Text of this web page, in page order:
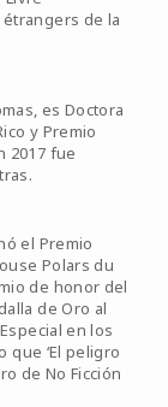
étrangers de la
es Doctora
y Premio
2017 fue
el Premio
Polars du
de honor del
de Oro al
en los
que ‘El peligro
de No Ficción